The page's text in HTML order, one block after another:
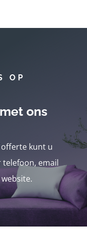
OP
ons
kunt u
email